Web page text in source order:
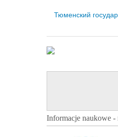
Тюменский
Informacje naukowe -